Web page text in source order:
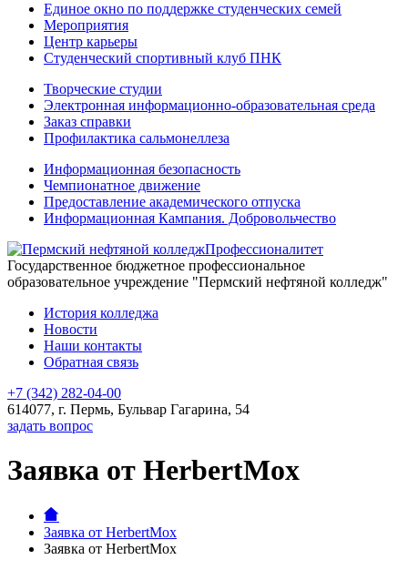
Единое окно по поддержке студенческих семей
Мероприятия
Центр карьеры
Студенческий спортивный клуб ПНК
Творческие студии
Электронная информационно-образовательная среда
Заказ справки
Профилактика сальмонеллеза
Информационная безопасность
Чемпионатное движение
Предоставление академического отпуска
Информационная Кампания. Добровольчество
Профессионалитет
Государственное бюджетное профессиональное
образовательное учреждение "Пермский нефтяной колледж"
История колледжа
Новости
Наши контакты
Обратная связь
+7 (342) 282-04-00
614077, г. Пермь, Бульвар Гагарина, 54
задать вопрос
Заявка от HerbertMox
Заявка от HerbertMox
Заявка от HerbertMox